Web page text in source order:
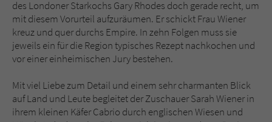
des Londoner Starkochs Gary Rhodes doch gerade recht, um
mit diesem Vorurteil aufzuräumen. Er schickt Frau Wiener
kreuz und quer durchs Empire. In zehn Folgen muss sie
jeweils ein für die Region typisches Rezept nachkochen und
vor einer einheimischen Jury bestehen.
Mit viel Liebe zum Detail und einem sehr charmanten Blick
auf Land und Leute begleitet der Zuschauer Sarah Wiener in
ihrem kleinen Käfer Cabrio durch englischen Wiesen und